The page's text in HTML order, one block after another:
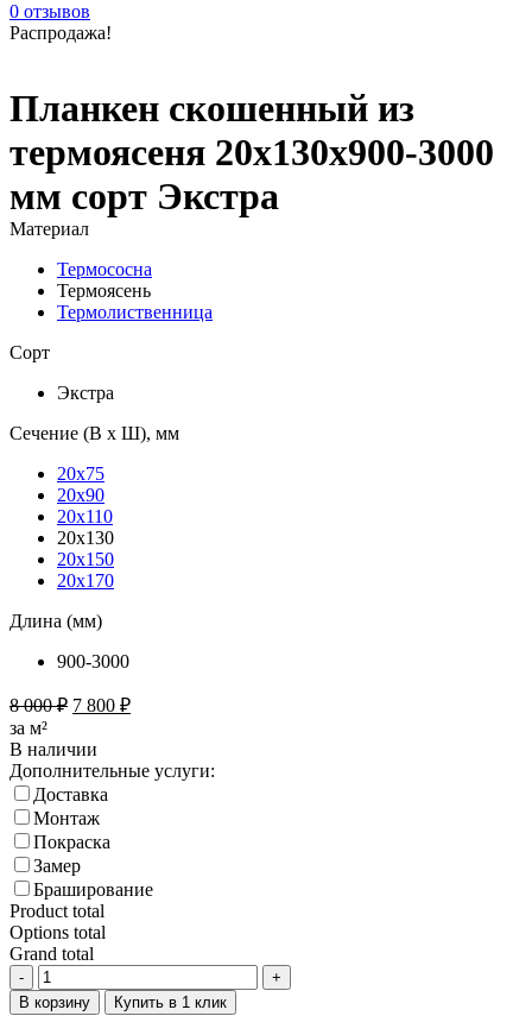
0 отзывов
Распродажа!
Планкен скошенный из
термоясеня 20х130х900-3000
мм сорт Экстра
Материал
Термососна
Термоясень
Термолиственница
Сорт
Экстра
Сечение (В х Ш), мм
20x75
20х90
20х110
20х130
20х150
20х170
Длина (мм)
900-3000
8 000₽ 7 800 ₽
за м²
В наличии
Дополнительные услуги:
Доставка
Монтаж
Покраска
Замер
Браширование
Product total
Options total
Grand total
-
+
В корзину
Купить в 1 клик